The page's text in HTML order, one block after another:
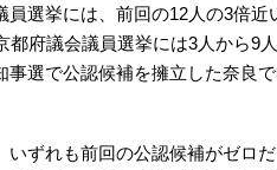
員選挙には、前回の12人の3倍
都府議会議員選挙には3人から9
事選で公認候補を擁立した奈良
いずれも前回の公認候補がゼロ